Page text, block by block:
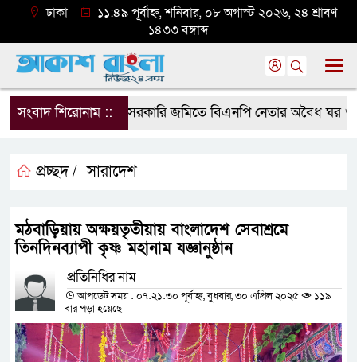
ঢাকা
১১:৪৯ পূর্বাহ্ন, শনিবার, ০৮ অগাস্ট ২০২৬, ২৪ শ্রাবণ
১৪৩৩ বঙ্গাব্দ
সংবাদ শিরোনাম ::সরকারি জমিতে বিএনপি নেতার অবৈধ ঘর
প্রচ্ছদ / সারাদেশ
মঠবাড়িয়ায় অক্ষয়তৃতীয়ায় বাংলাদেশ সেবাশ্রমে
তিনদিনব্যাপী কৃষ্ণ মহানাম যজ্ঞানুষ্ঠান
প্রতিনিধির নাম
আপডেট সময় : ০৭:২১:৩০ পূর্বাহ্ন, বুধবার, ৩০ এপ্রিল ২০২৫
১১৯
বার পড়া হয়েছে